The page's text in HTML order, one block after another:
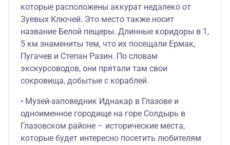
которые расположены аккурат недалеко от
Зуевых Ключей. Это место также носит
название Белой пещеры. Длинные коридоры в 1,
5 км знамениты тем, что их посещали Ермак,
Пугачев и Степан Разин. По словам
экскурсоводов, они прятали там свои
сокровища, добытые с кораблей.
• Музей-заповедник Иднакар в Глазове и
одноименное городище на горе Солдырь в
Глазовском районе – исторические места,
которые будет интересно посетить любителям